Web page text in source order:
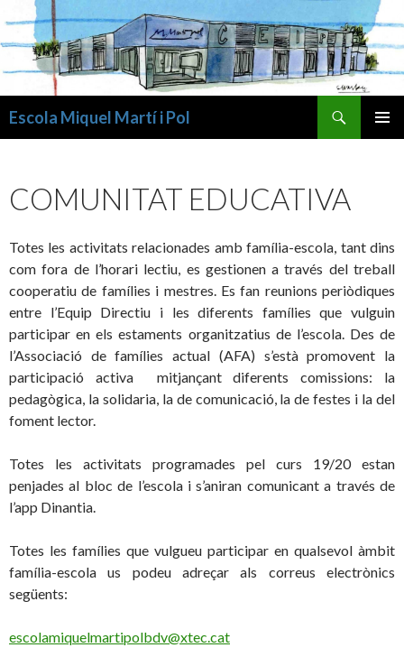
Escola Miquel Martí i Pol
COMUNITAT EDUCATIVA
Totes les activitats relacionades amb família-escola, tant dins
com fora de l’horari lectiu, es gestionen a través del treball
cooperatiu de famílies i mestres. Es fan reunions periòdiques
entre l’Equip Directiu i les diferents famílies que vulguin
participar en els estaments organitzatius de l’escola. Des de
l’Associació de famílies actual (AFA) s’està promovent la
participació activa mitjançant diferents comissions: la
pedagògica, la solidaria, la de comunicació, la de festes i la del
foment lector.
Totes les activitats programades pel curs 19/20 estan
penjades al bloc de l’escola i s’aniran comunicant a través de
l’app Dinantia.
Totes les famílies que vulgueu participar en qualsevol àmbit
família-escola us podeu adreçar als correus electrònics
següents:
escolamiquelmartipolbdv@xtec.cat